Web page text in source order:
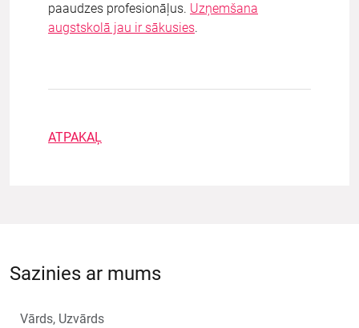
paaudzes profesionāļus. Uzņemšana
augstskolā jau ir sākusies.
ATPAKAĻ
Sazinies ar mums